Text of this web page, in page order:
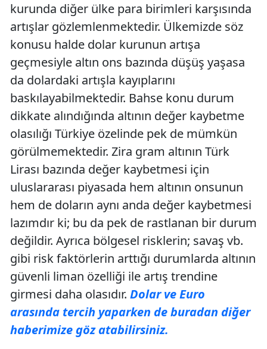
kurunda diğer ülke para birimleri karşısında
artışlar gözlemlenmektedir. Ülkemizde söz
konusu halde dolar kurunun artışa
geçmesiyle altın ons bazında düşüş yaşasa
da dolardaki artışla kayıplarını
baskılayabilmektedir. Bahse konu durum
dikkate alındığında altının değer kaybetme
olasılığı Türkiye özelinde pek de mümkün
görülmemektedir. Zira gram altının Türk
Lirası bazında değer kaybetmesi için
uluslararası piyasada hem altının onsunun
hem de doların aynı anda değer kaybetmesi
lazımdır ki; bu da pek de rastlanan bir durum
değildir. Ayrıca bölgesel risklerin; savaş vb.
gibi risk faktörlerin arttığı durumlarda altının
güvenli liman özelliği ile artış trendine
girmesi daha olasıdır. Dolar ve Euro
arasında tercih yaparken de buradan diğer
haberimize göz atabilirsiniz.